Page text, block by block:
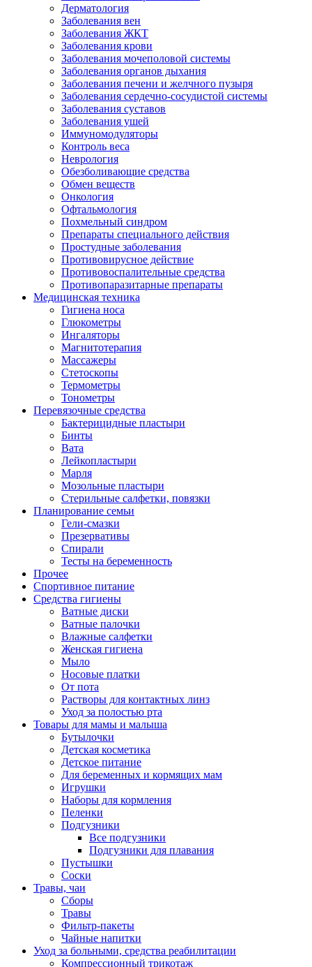
Дерматология
Заболевания вен
Заболевания ЖКТ
Заболевания крови
Заболевания мочеполовой системы
Заболевания органов дыхания
Заболевания печени и желчного пузыря
Заболевания сердечно-сосудистой системы
Заболевания суставов
Заболевания ушей
Иммуномодуляторы
Контроль веса
Неврология
Обезболивающие средства
Обмен веществ
Онкология
Офтальмология
Похмельный синдром
Препараты специального действия
Простудные заболевания
Противовирусное действие
Противовоспалительные средства
Противопаразитарные препараты
Медицинская техника
Гигиена носа
Глюкометры
Ингаляторы
Магнитотерапия
Массажеры
Стетоскопы
Термометры
Тонометры
Перевязочные средства
Бактерицидные пластыри
Бинты
Вата
Лейкопластыри
Марля
Мозольные пластыри
Стерильные салфетки, повязки
Планирование семьи
Гели-смазки
Презервативы
Спирали
Тесты на беременность
Прочее
Спортивное питание
Средства гигиены
Ватные диски
Ватные палочки
Влажные салфетки
Женская гигиена
Мыло
Носовые платки
От пота
Растворы для контактных линз
Уход за полостью рта
Товары для мамы и малыша
Бутылочки
Детская косметика
Детское питание
Для беременных и кормящих мам
Игрушки
Наборы для кормления
Пеленки
Подгузники
Все подгузники
Подгузники для плавания
Пустышки
Соски
Травы, чаи
Сборы
Травы
Фильтр-пакеты
Чайные напитки
Уход за больными, средства реабилитации
Компрессионный трикотаж